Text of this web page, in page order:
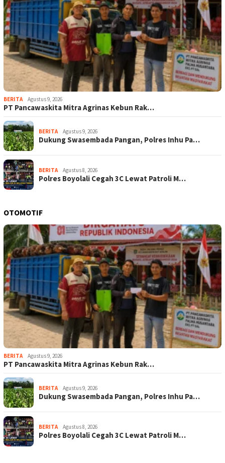
BERITA Agustus 9, 2026
‎PT Pancawaskita Mitra Agrinas Kebun Rak…
BERITA Agustus 9, 2026
Dukung Swasembada Pangan, Polres Inhu Pa…
BERITA Agustus 8, 2026
Polres Boyolali Cegah 3C Lewat Patroli M…
OTOMOTIF
BERITA Agustus 9, 2026
‎PT Pancawaskita Mitra Agrinas Kebun Rak…
BERITA Agustus 9, 2026
Dukung Swasembada Pangan, Polres Inhu Pa…
BERITA Agustus 8, 2026
Polres Boyolali Cegah 3C Lewat Patroli M…